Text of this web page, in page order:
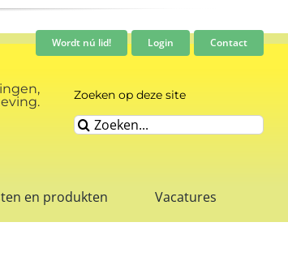
Wordt nú lid! Login Contact
Zoeken op deze site
Zoeken
naar:
en produkten Vacatures